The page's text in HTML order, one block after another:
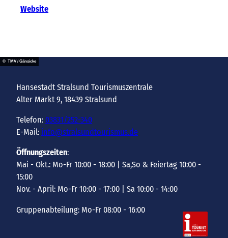
Website
© TMV / Gänsicke
Hansestadt Stralsund Tourismuszentrale
Alter Markt 9, 18439 Stralsund
Telefon: 03831/252-340
E-Mail: info@stralsundtourismus.de
Öffnungszeiten:
Mai - Okt.: Mo-Fr 10:00 - 18:00 | Sa,So & Feiertag 10:00 -
15:00
Nov. - April: Mo-Fr 10:00 - 17:00 | Sa 10:00 - 14:00
Gruppenabteilung: Mo-Fr 08:00 - 16:00